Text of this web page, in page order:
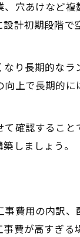
穴あけなど
計初期段階
り長期的な
上で長期的
確認するこ
しましょう。
費用の内訳
費が高すぎる